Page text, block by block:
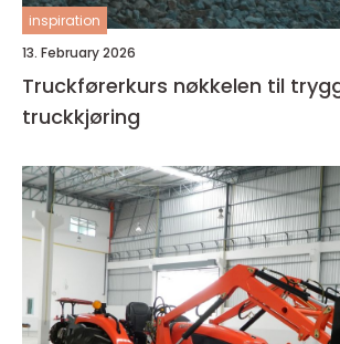
inspiration
13. February 2026
Truckførerkurs nøkkelen til trygg og effektiv
truckkjøring